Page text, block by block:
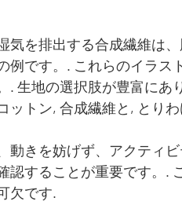
気を排出する合成繊維は
例です。. これらのイラス
. 生地の選択肢が豊富にあ
ットン, 合成繊維と, とり
動きを妨げず、アクティ
認することが重要です。.
欠です.